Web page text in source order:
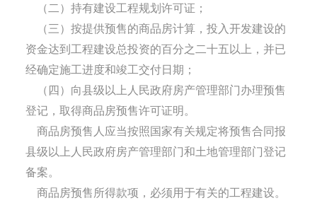
（二）持有建设工程规划许可证；
（三）按提供预售的商品房计算，投入开发建设的
资金达到工程建设总投资的百分之二十五以上，并已
经确定施工进度和竣工交付日期；
（四）向县级以上人民政府房产管理部门办理预售
登记，取得商品房预售许可证明。
商品房预售人应当按照国家有关规定将预售合同报
县级以上人民政府房产管理部门和土地管理部门登记
备案。
商品房预售所得款项，必须用于有关的工程建设。